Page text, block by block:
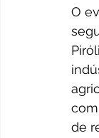
O
de